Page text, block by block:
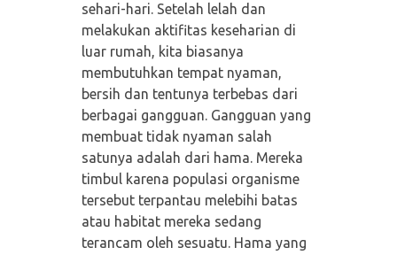
sehari-hari. Setelah lelah dan
melakukan aktifitas keseharian di
luar rumah, kita biasanya
membutuhkan tempat nyaman,
bersih dan tentunya terbebas dari
berbagai gangguan. Gangguan yang
membuat tidak nyaman salah
satunya adalah dari hama. Mereka
timbul karena populasi organisme
tersebut terpantau melebihi batas
atau habitat mereka sedang
terancam oleh sesuatu. Hama yang